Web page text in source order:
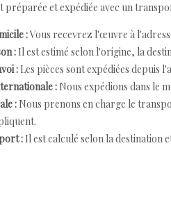
et expédiée avec un
:Vous recevrez l'œuvre à
: Il est estimé selon l'origine, la
: Les pièces sont expédiées
: Nous expédions dans le
: Nous prenons en charge le
: Il est calculé selon la destination